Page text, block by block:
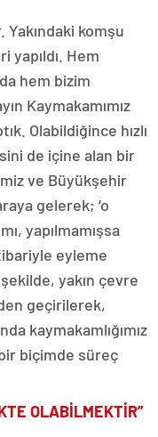
komşu
yapıldı. Hem
hem bizim
Kaymakamımız
Olabildiğince hızlı
de içine alan bir
ve Büyükşehir
gelerek; ‘o
yapılmamışsa
eyleme
yakın çevre
geçirilerek,
kaymakamlığımız
biçimde süreç
OLABİLMEKTİR”